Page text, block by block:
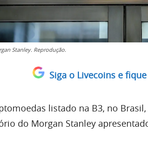
Stanley. Reprodução.
Siga o Livecoins e
listado na B3, no
do Morgan Stanley